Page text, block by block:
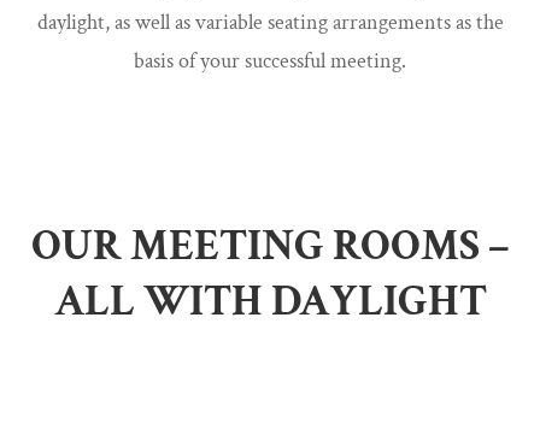
daylight, as well as variable seating arrangements as the
basis of your successful meeting.
OUR MEETING ROOMS –
ALL WITH DAYLIGHT